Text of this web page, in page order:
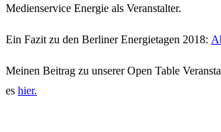
Medienservice Energie als Veranstalter.
Ein Fazit zu den Berliner Energietagen 2018:
Meinen Beitrag zu unserer Open Table
es hier.